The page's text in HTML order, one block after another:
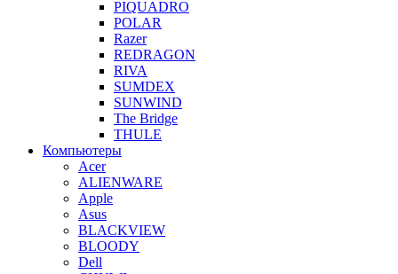
PIQUADRO
POLAR
Razer
REDRAGON
RIVA
SUMDEX
SUNWIND
The Bridge
THULE
Компьютеры
Acer
ALIENWARE
Apple
Asus
BLACKVIEW
BLOODY
Dell